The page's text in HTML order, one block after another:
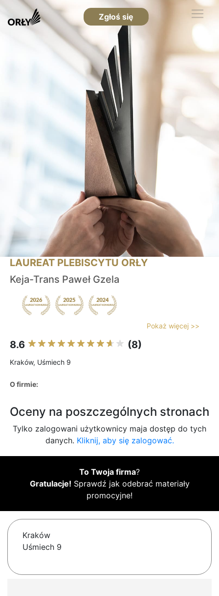
Zgłoś się
LAUREAT PLEBISCYTU ORŁY
Keja-Trans Paweł Gzela
Pokaż więcej >>
8.6 (8)
Kraków, Uśmiech 9
O firmie:
Oceny na poszczególnych stronach
Tylko zalogowani użytkownicy maja dostęp do tych
danych. Kliknij, aby się zalogować.
To Twoja firma?
Gratulacje! Sprawdź jak odebrać materiały
promocyjne!
Kraków
Uśmiech 9